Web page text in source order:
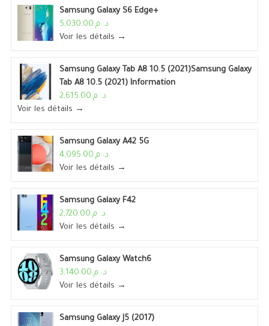
Samsung Galaxy S6 Edge+
د. م.5,030.00
Voir les détails →
Samsung Galaxy Tab A8 10.5 (2021)Samsung Galaxy
Tab A8 10.5 (2021) Information
د. م.2,615.00
Voir les détails →
Samsung Galaxy A42 5G
د. م.4,095.00
Voir les détails →
Samsung Galaxy F42
د. م.2,720.00
Voir les détails →
Samsung Galaxy Watch6
د. م.3,140.00
Voir les détails →
Samsung Galaxy J5 (2017)